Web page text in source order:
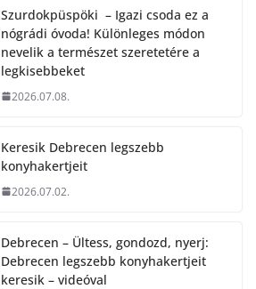
Szurdokpüspöki – Igazi csoda ez a
nógrádi óvoda! Különleges módon
nevelik a természet szeretetére a
legkisebbeket
2026.07.08.
Keresik Debrecen legszebb
konyhakertjeit
2026.07.02.
Debrecen – Ültess, gondozd, nyerj:
Debrecen legszebb konyhakertjeit
keresik – videóval